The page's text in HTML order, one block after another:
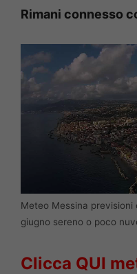
Rimani connesso
Meteo Messina
giugno sereno o poco
Clicca QUI